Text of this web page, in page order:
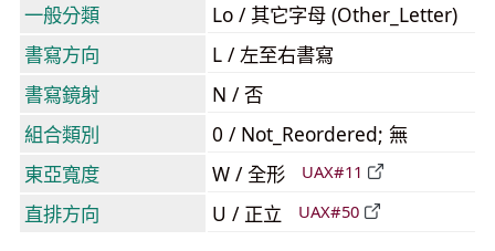
一般分類
Lo / 其它字母 (Other_Letter)
書寫方向
L / 左至右書寫
書寫鏡射
N / 否
組合類別
0 / Not_Reordered; 無
東亞寬度
W / 全形 UAX#11
直排方向 U / 正立 UAX#50